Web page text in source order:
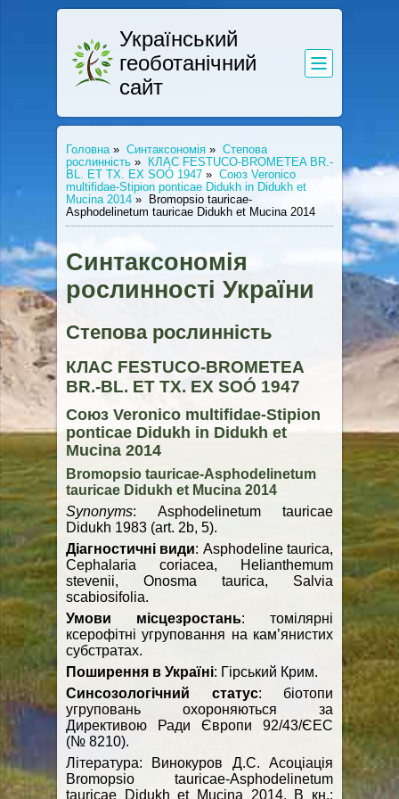
Український
геоботанічний
сайт
Головна » Синтаксономія » Степова
рослинність »
КЛАС FESTUCO-BROMETEA BR.-
BL. ET TX. EX SOÓ 1947 » Союз Veronico
multifidae-Stipion ponticae Didukh in Didukh et
Mucina 2014 »
Bromopsio tauricae-
Asphodelinetum tauricae Didukh et Mucina 2014
Синтаксономія
рослинності України
Степова рослинність
КЛАС FESTUCO-BROMETEA
BR.-BL. ET TX. EX SOÓ 1947
Союз Veronico multifidae-Stipion
ponticae Didukh in Didukh et
Mucina 2014
Bromopsio tauricae-Asphodelinetum
tauricae Didukh et Mucina 2014
Synonyms: Asphodelinetum tauricae
Didukh 1983 (art. 2b, 5).
Діагностичні види: Asphodeline taurica,
Cephalaria coriacea, Helianthemum
stevenii, Onosma taurica, Salvia
scabiosifolia.
Умови місцезростань: томілярні
ксерофітні угруповання на кам’янистих
субстратах.
Поширення в Україні: Гірський Крим.
Синсозологічний статус: біотопи
угруповань охороняються за
Директивою Ради Європи 92/43/ЄЕС
(№ 8210).
Література: Винокуров Д.С. Асоціація
Bromopsio tauricae-Asphodelinetum
tauricae Didukh et Mucina 2014. В кн.: